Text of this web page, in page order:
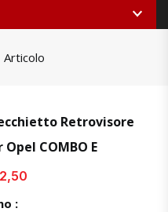
Articolo
prodotto
Retrovisore
Opel COMBO E
: